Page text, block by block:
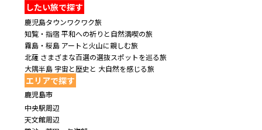
したい旅で探す
鹿児島タウンワクワク旅
知覧・指宿 平和への祈りと自然満喫の旅
霧島・桜島 アートと火山に親しむ旅
北薩 さまざまな百選の選抜スポットを巡る旅
大隅半島 宇宙と歴史と 大自然を感じる旅
エリアで探す
鹿児島市
中央駅周辺
天文館周辺